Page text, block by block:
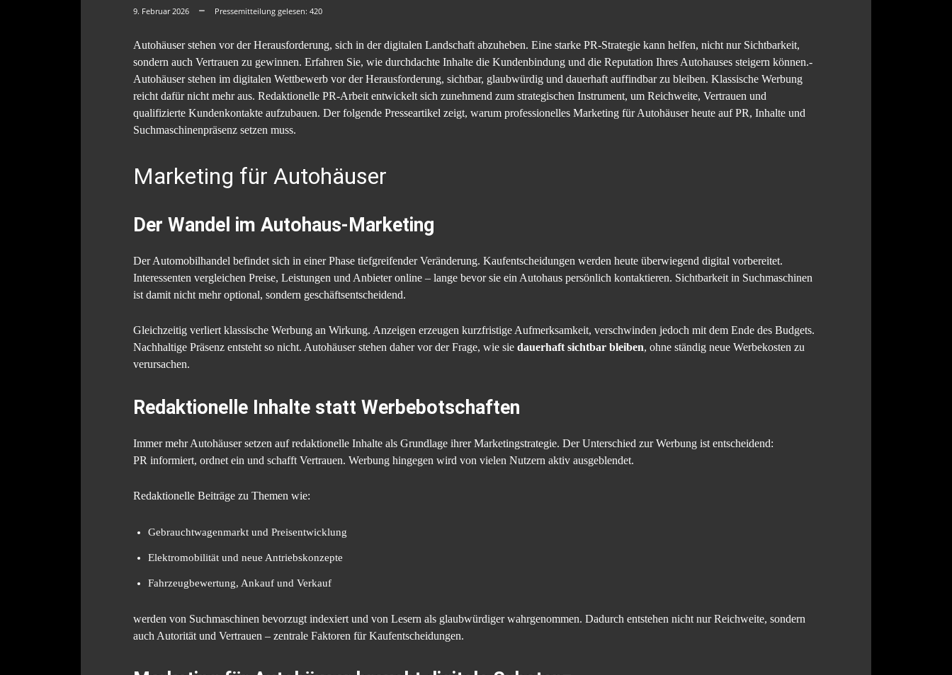
9. Februar 2026 Pressemitteilung gelesen: 420
Autohäuser stehen vor der Herausforderung, sich in der digitalen Landschaft abzuheben. Eine starke PR-Strategie kann helfen, nicht nur Sichtbarkeit,
sondern auch Vertrauen zu gewinnen. Erfahren Sie, wie durchdachte Inhalte die Kundenbindung und die Reputation Ihres Autohauses steigern können.-
Autohäuser stehen im digitalen Wettbewerb vor der Herausforderung, sichtbar, glaubwürdig und dauerhaft auffindbar zu bleiben. Klassische Werbung
reicht dafür nicht mehr aus. Redaktionelle PR-Arbeit entwickelt sich zunehmend zum strategischen Instrument, um Reichweite, Vertrauen und
qualifizierte Kundenkontakte aufzubauen. Der folgende Presseartikel zeigt, warum professionelles Marketing für Autohäuser heute auf PR, Inhalte und
Suchmaschinenpräsenz setzen muss.
Marketing für Autohäuser
Der Wandel im Autohaus-Marketing
Der Automobilhandel befindet sich in einer Phase tiefgreifender Veränderung. Kaufentscheidungen werden heute überwiegend digital vorbereitet.
Interessenten vergleichen Preise, Leistungen und Anbieter online – lange bevor sie ein Autohaus persönlich kontaktieren. Sichtbarkeit in Suchmaschinen
ist damit nicht mehr optional, sondern geschäftsentscheidend.
Gleichzeitig verliert klassische Werbung an Wirkung. Anzeigen erzeugen kurzfristige Aufmerksamkeit, verschwinden jedoch mit dem Ende des Budgets.
Nachhaltige Präsenz entsteht so nicht. Autohäuser stehen daher vor der Frage, wie sie dauerhaft sichtbar bleiben, ohne ständig neue Werbekosten zu
verursachen.
Redaktionelle Inhalte statt Werbebotschaften
Immer mehr Autohäuser setzen auf redaktionelle Inhalte als Grundlage ihrer Marketingstrategie. Der Unterschied zur Werbung ist entscheidend:
PR informiert, ordnet ein und schafft Vertrauen. Werbung hingegen wird von vielen Nutzern aktiv ausgeblendet.
Redaktionelle Beiträge zu Themen wie:
Gebrauchtwagenmarkt und Preisentwicklung
Elektromobilität und neue Antriebskonzepte
Fahrzeugbewertung, Ankauf und Verkauf
werden von Suchmaschinen bevorzugt indexiert und von Lesern als glaubwürdiger wahrgenommen. Dadurch entstehen nicht nur Reichweite, sondern
auch Autorität und Vertrauen – zentrale Faktoren für Kaufentscheidungen.